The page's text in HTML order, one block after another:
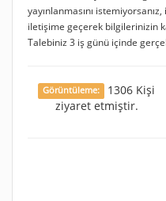
yayınlanmasını
iletişime geçerek bilgilerinizin
Talebiniz 3 iş günü içinde
Görüntüleme:
1306 Kişi
ziyaret etmiştir.